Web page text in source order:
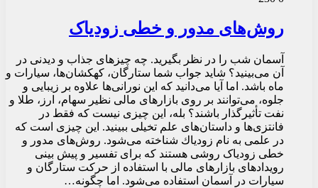
روش‌های مدور و خطی زودیاک
آسمان شب را در نظر بگیرید. چه چیزهای جذاب و دیدنی در
آن می‌بینید؟ شاید جواب شما ستارگان، کهکشان‌ها، سیارات و
ماه باشد. اما آیا می‌دانید که این نورانی‌ها علاوه بر زیبایی و
جلوه، می‌توانند بر روی بازارهای مالی نظیر سهام، ارز، طلا و
نفت تأثیرگذار باشند؟ بله، این چیزی نیست که فقط در
فانتزی‌ها و داستان‌های علم تخیلی ببینید. این چیزی است كه
در علمی به نام زودیاك شناخته می‌شود. روش‌های مدور و
خطی زودیاک روشی هستند كه برای تفسیر و پیش بینی
رویدادهای بازارهای مالی با استفاده از حركت ستارگان و
سیارات در آسمان استفاده می‌شود. اما چگونه…